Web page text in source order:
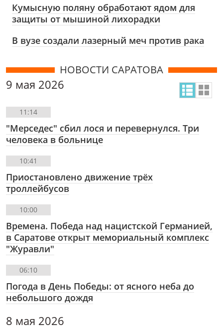
Кумысную поляну обработают ядом для
защиты от мышиной лихорадки
В вузе создали лазерный меч против рака
НОВОСТИ САРАТОВА
9 мая 2026
11:14
"Мерседес" сбил лося и перевернулся. Три
человека в больнице
10:41
Приостановлено движение трёх
троллейбусов
10:00
Времена. Победа над нацистской Германией,
в Саратове открыт мемориальный комплекс
"Журавли"
06:10
Погода в День Победы: от ясного неба до
небольшого дождя
8 мая 2026